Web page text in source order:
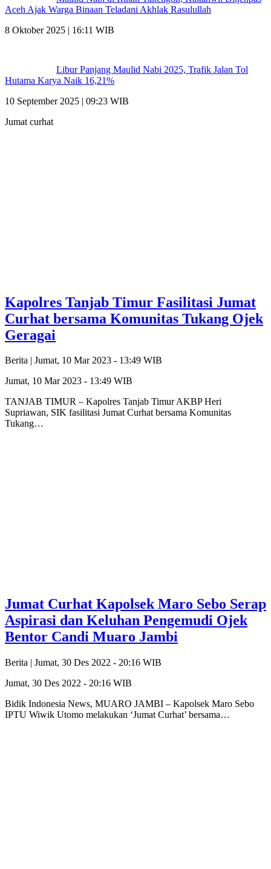
Aceh Ajak Warga Binaan Teladani Akhlak Rasulullah
8 Oktober 2025 | 16:11 WIB
Libur Panjang Maulid Nabi 2025, Trafik Jalan Tol
Hutama Karya Naik 16,21%
10 September 2025 | 09:23 WIB
Jumat curhat
Kapolres Tanjab Timur Fasilitasi Jumat
Curhat bersama Komunitas Tukang Ojek
Geragai
Berita | Jumat, 10 Mar 2023 - 13:49 WIB
Jumat, 10 Mar 2023 - 13:49 WIB
TANJAB TIMUR – Kapolres Tanjab Timur AKBP Heri
Supriawan, SIK fasilitasi Jumat Curhat bersama Komunitas
Tukang…
Jumat Curhat Kapolsek Maro Sebo Serap
Aspirasi dan Keluhan Pengemudi Ojek
Bentor Candi Muaro Jambi
Berita | Jumat, 30 Des 2022 - 20:16 WIB
Jumat, 30 Des 2022 - 20:16 WIB
Bidik Indonesia News, MUARO JAMBI – Kapolsek Maro Sebo
IPTU Wiwik Utomo melakukan ‘Jumat Curhat’ bersama…